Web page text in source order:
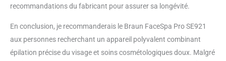
recommandations du fabricant pour assurer sa longévité.
En conclusion, je recommanderais le Braun FaceSpa Pro SE921
aux personnes recherchant un appareil polyvalent combinant
épilation précise du visage et soins cosmétologiques doux. Malgré